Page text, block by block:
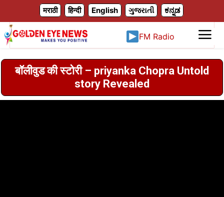
मराठी हिन्दी English ગુજરાતી ಕನ್ನಡ
FM Radio
बॉलीवुड की स्टोरी – priyanka Chopra Untold
story Revealed